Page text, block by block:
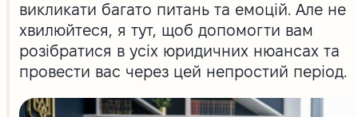
викликати багато питань та емоцій. Але не
хвилюйтеся, я тут, щоб допомогти вам
розібратися в усіх юридичних нюансах та
провести вас через цей непростий період.